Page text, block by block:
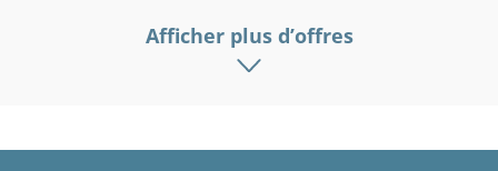
Afficher plus d’offres